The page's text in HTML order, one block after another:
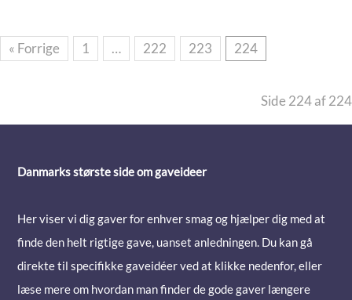
« Forrige 1 … 222 223 224
Side 224 af 224
Danmarks største side om gaveideer
Her viser vi dig gaver for enhver smag og hjælper dig med at
finde den helt rigtige gave, uanset anledningen. Du kan gå
direkte til specifikke gaveidéer ved at klikke nedenfor, eller
læse mere om hvordan man finder de gode gaver længere